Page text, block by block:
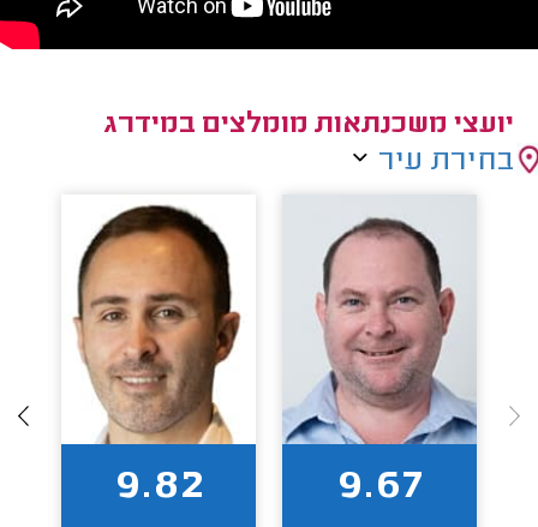
יועצי משכנתאות מומלצים במידרג
בחירת עיר
9.67
9.82